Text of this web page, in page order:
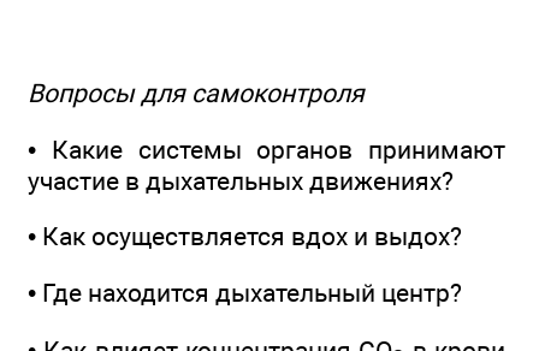
Вопросы для самоконтроля
• Какие системы органов принимают
участие в дыхательных движениях?
• Как осуществляется вдох и выдох?
• Где находится дыхательный центр?